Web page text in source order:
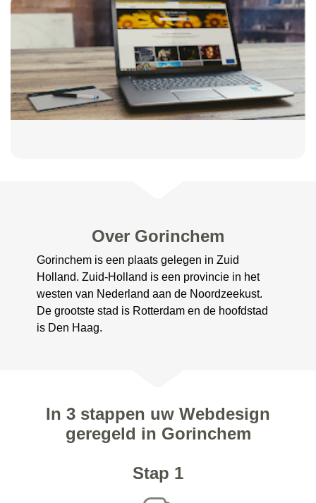
Over Gorinchem
Gorinchem is een plaats gelegen in Zuid
Holland. Zuid-Holland is een provincie in het
westen van Nederland aan de Noordzeekust.
De grootste stad is Rotterdam en de hoofdstad
is Den Haag.
In 3 stappen uw Webdesign
geregeld in Gorinchem
Stap 1